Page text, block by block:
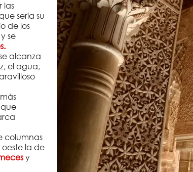
las
sería su
de los
se
alcanza
el agua,
columnas
la de
y